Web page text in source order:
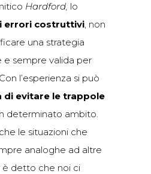
Hardford, lo
errori costruttivi, non
una strategia
e sempre valida per
l’esperienza si può
di evitare le trappole
determinato ambito.
le situazioni che
analoghe ad altre
è detto che noi ci